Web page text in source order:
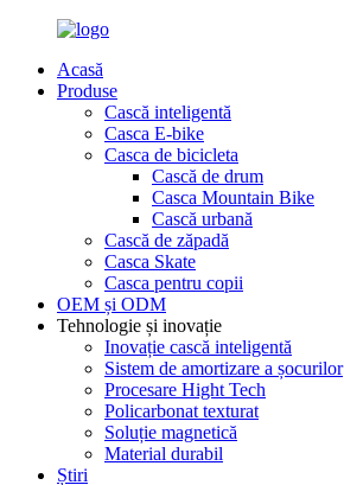
Acasă
Produse
Cască inteligentă
Casca E-bike
Casca de bicicleta
Cască de drum
Casca Mountain Bike
Cască urbană
Cască de zăpadă
Casca Skate
Casca pentru copii
OEM și ODM
Tehnologie și inovație
Inovație cască inteligentă
Sistem de amortizare a șocurilor
Procesare Hight Tech
Policarbonat texturat
Soluție magnetică
Material durabil
Știri